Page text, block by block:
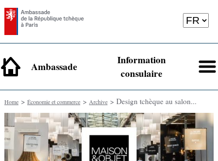
Ambassade
Information
consulaire
Home> Économie et commerce> Archive> Design tchèque au salon...